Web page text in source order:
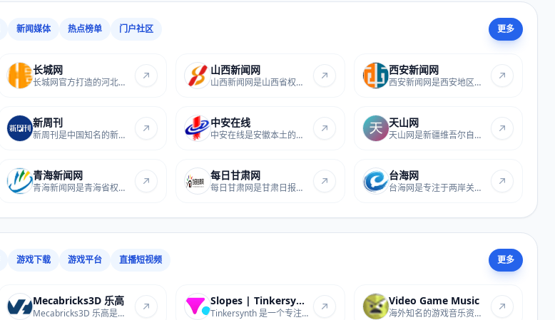
新闻媒体 热点榜单 门户社区 更多
长城网
长城网官方打造的河北网址导航，汇聚河北政务...
山西新闻网
山西新闻网是山西省权威的新闻门户网站，每日...
西安新闻网
西安新闻网是西安地区权威的新闻资讯平台，提...
新周刊
新周刊是中国知名的新闻时政文化类杂志媒体网...
中安在线
中安在线是安徽本土的综合资讯站点，涵盖政务...
天山网
天山网是新疆维吾尔自治区官方新闻门户网站，...
青海新闻网
青海新闻网是青海省权威的新闻门户网站，提供...
每日甘肃网
每日甘肃网是甘肃日报报业集团主办的省级权威...
台海网
台海网是专注于两岸关系与台湾资讯的综合性网...
游戏下载 游戏平台 直播短视频 更多
Mecabricks3D 乐高
Mecabricks3D 乐高是专业的在线3D乐高工具，提...
Slopes | Tinkersynth
Tinkersynth 是一个专注于生成独特几何艺术图...
Video Game Music
海外知名的游戏音乐资源网，资源覆盖各平台各...